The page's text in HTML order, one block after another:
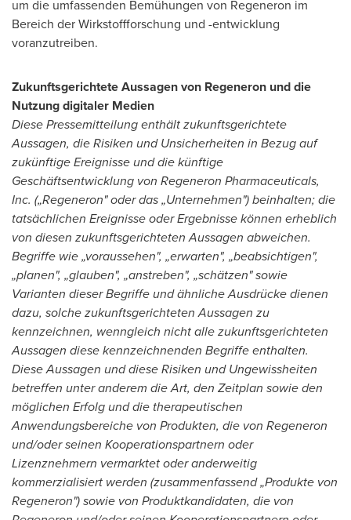
um die umfassenden Bemühungen von Regeneron im
Bereich der Wirkstoffforschung und -entwicklung
voranzutreiben.
Zukunftsgerichtete Aussagen von Regeneron und die
Nutzung digitaler Medien
Diese Pressemitteilung enthält zukunftsgerichtete
Aussagen, die Risiken und Unsicherheiten in Bezug auf
zukünftige Ereignisse und die künftige
Geschäftsentwicklung von Regeneron Pharmaceuticals,
Inc. („Regeneron" oder das „Unternehmen") beinhalten; die
tatsächlichen Ereignisse oder Ergebnisse können erheblich
von diesen zukunftsgerichteten Aussagen abweichen.
Begriffe wie „voraussehen", „erwarten", „beabsichtigen",
„planen", „glauben", „anstreben", „schätzen" sowie
Varianten dieser Begriffe und ähnliche Ausdrücke dienen
dazu, solche zukunftsgerichteten Aussagen zu
kennzeichnen, wenngleich nicht alle zukunftsgerichteten
Aussagen diese kennzeichnenden Begriffe enthalten.
Diese Aussagen und diese Risiken und Ungewissheiten
betreffen unter anderem die Art, den Zeitplan sowie den
möglichen Erfolg und die therapeutischen
Anwendungsbereiche von Produkten, die von Regeneron
und/oder seinen Kooperationspartnern oder
Lizenznehmern vermarktet oder anderweitig
kommerzialisiert werden (zusammenfassend „Produkte von
Regeneron") sowie von Produktkandidaten, die von